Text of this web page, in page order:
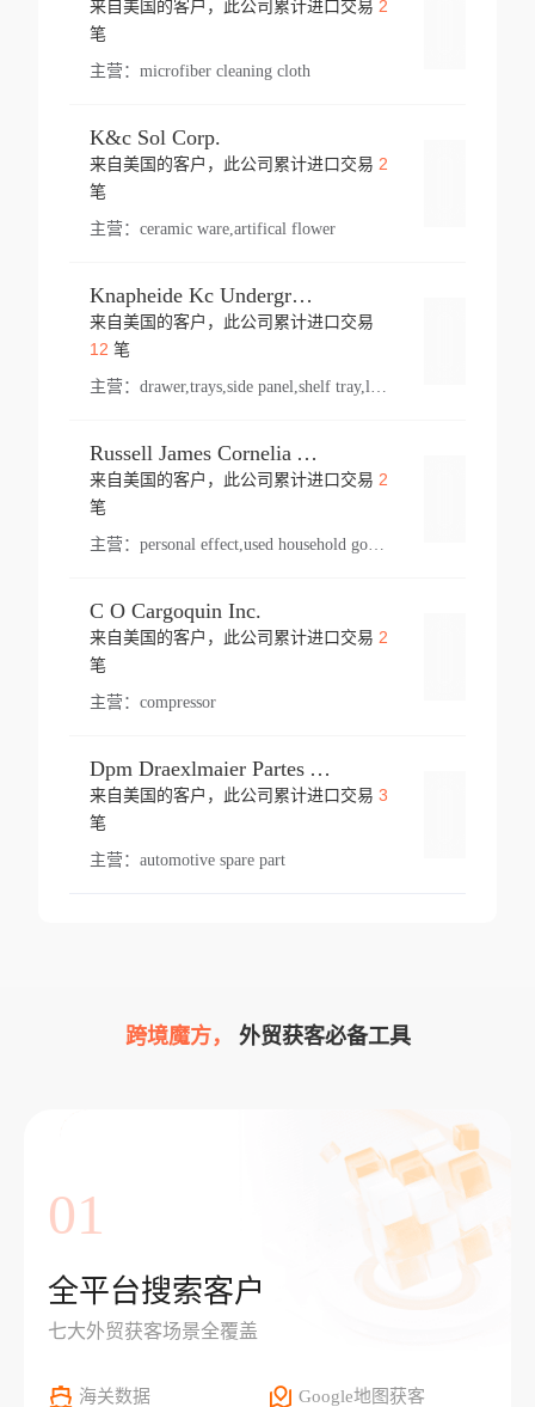
来自美国的客户，此公司累计进口交易 2
笔
主营： microfiber cleaning cloth
K&c Sol Corp.
来自美国的客户，此公司累计进口交易 2
笔
主营： ceramic ware,artifical flower
Knapheide Kc Underground
来自美国的客户，此公司累计进口交易
12 笔
主营：
Russell James Cornelia Arlington Va
来自美国的客户，此公司累计进口交易 2
笔
主营： personal effect,used household goods
C O Cargoquin Inc.
来自美国的客户，此公司累计进口交易 2
笔
主营： compressor
Dpm Draexlmaier Partes Automotrices Corr Ind Huejotzingo
来自美国的客户，此公司累计进口交易 3
笔
主营： automotive spare part
跨境魔方， 外贸获客必备工具
01
全平台搜索客户
七大外贸获客场景全覆盖
海关数据 Google地图获客